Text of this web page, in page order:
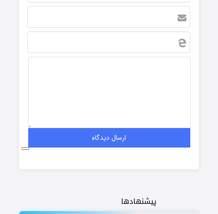
پیشنهادها